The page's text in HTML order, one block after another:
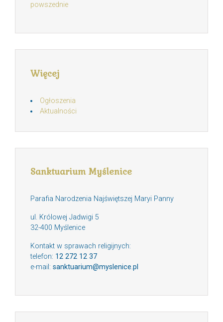
powszednie
Więcej
Ogłoszenia
Aktualności
Sanktuarium Myślenice
Parafia Narodzenia Najświętszej Maryi Panny
ul. Królowej Jadwigi 5
32-400 Myślenice
Kontakt w sprawach religijnych:
telefon: 12 272 12 37
e-mail: sanktuarium@myslenice.pl